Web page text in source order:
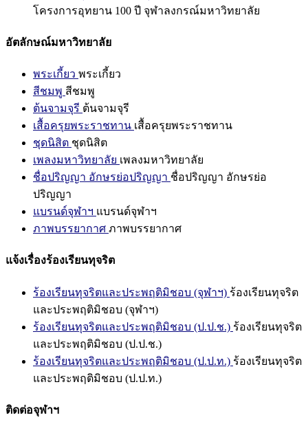
โครงการอุทยาน 100 ปี จุฬาลงกรณ์มหาวิทยาลัย
อัตลักษณ์มหาวิทยาลัย
พระเกี้ยว พระเกี้ยว
สีชมพู สีชมพู
ต้นจามจุรี ต้นจามจุรี
เสื้อครุยพระราชทาน เสื้อครุยพระราชทาน
ชุดนิสิต ชุดนิสิต
เพลงมหาวิทยาลัย เพลงมหาวิทยาลัย
ชื่อปริญญา อักษรย่อปริญญา ชื่อปริญญา อักษรย่อ
ปริญญา
แบรนด์จุฬาฯ แบรนด์จุฬาฯ
ภาพบรรยากาศ ภาพบรรยากาศ
แจ้งเรื่องร้องเรียนทุจริต
ร้องเรียนทุจริตและประพฤติมิชอบ (จุฬาฯ) ร้องเรียนทุจริต
และประพฤติมิชอบ (จุฬาฯ)
ร้องเรียนทุจริตและประพฤติมิชอบ (ป.ป.ช.) ร้องเรียนทุจริต
และประพฤติมิชอบ (ป.ป.ช.)
ร้องเรียนทุจริตและประพฤติมิชอบ (ป.ป.ท.) ร้องเรียนทุจริต
และประพฤติมิชอบ (ป.ป.ท.)
ติดต่อจุฬาฯ